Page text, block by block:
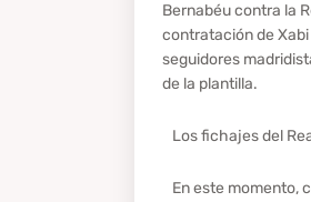
Bernabéu contra la
contratación de
seguidores
de la plantilla.
Los fichajes del
En este momento,